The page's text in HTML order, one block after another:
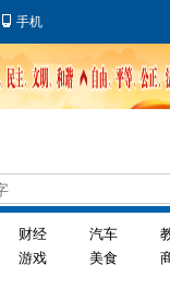
手机
财经 汽车
游戏 美食